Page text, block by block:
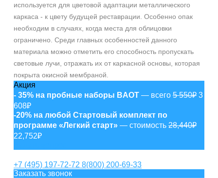
используется для цветовой адаптации металлического
каркаса - к цвету будущей реставрации. Особенно опак
необходим в случаях, когда места для облицовки
ограничено. Среди главных особенностей данного
материала можно отметить его способность пропускать
световые лучи, отражать их от каркасной основы, которая
покрыта окисной мембраной.
Акция
- 35% на пробные наборы BAOT — всего 5 550₽ 3
608₽
-20% на любой Стартовый комплект по
программе «Легкий старт» — стоимость 28,440₽
22,752₽
+7 (495) 197-72-72 8(800) 200-69-33
Заказать звонок